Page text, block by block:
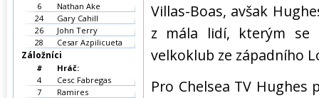
Villas-Boas, avšak
z mála lidí, kterým se
velkoklub ze západního
Pro Chelsea TV Hughes
6
Nathan Ake
24
Gary Cahill
26
John Terry
28
Cesar Azpilicueta
Záložníci
#
Hráč:
4
Cesc Fabregas
7
Ramires